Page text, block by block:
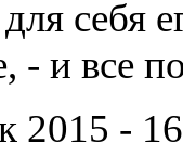
себя
- и все
2015 -